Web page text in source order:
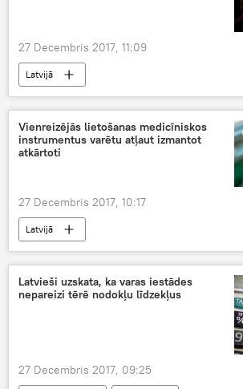
27 Decembris 2017, 11:09
Latvijā
Vienreizējās lietošanas medicīniskos
instrumentus varētu atļaut izmantot
atkārtoti
27 Decembris 2017, 10:17
Latvijā
Latvieši uzskata, ka varas iestādes
nepareizi tērē nodokļu līdzekļus
27 Decembris 2017, 09:25